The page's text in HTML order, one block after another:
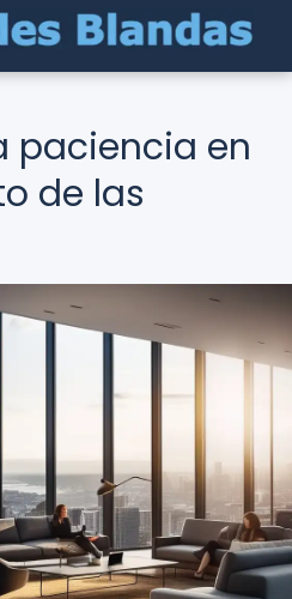
paciencia en
de las